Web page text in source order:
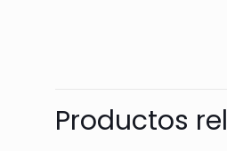
Productos